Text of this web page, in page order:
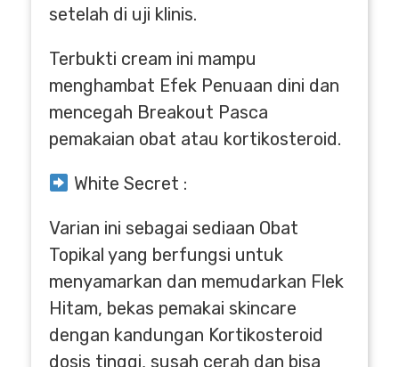
setelah di uji klinis.
Terbukti cream ini mampu
menghambat Efek Penuaan dini dan
mencegah Breakout Pasca
pemakaian obat atau kortikosteroid.
White Secret :
Varian ini sebagai sediaan Obat
Topikal yang berfungsi untuk
menyamarkan dan memudarkan Flek
Hitam, bekas pemakai skincare
dengan kandungan Kortikosteroid
dosis tinggi, susah cerah dan bisa